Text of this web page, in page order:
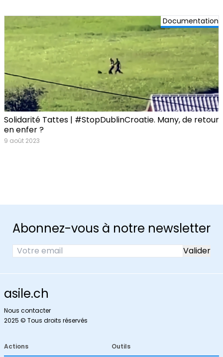
Documentation
Solidarité Tattes | #StopDublinCroatie. Many, de retour
en enfer ?
9 août 2023
Abonnez-vous à notre newsletter
asile.ch
Nous contacter
2025 © Tous droits réservés
Actions Outils